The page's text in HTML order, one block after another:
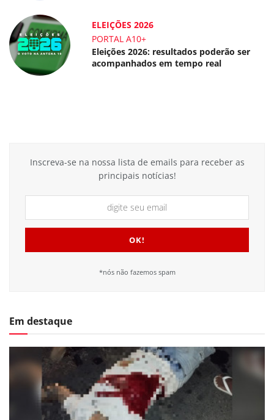
ELEIÇÕES 2026
PORTAL A10+
Eleições 2026: resultados poderão ser
acompanhados em tempo real
Inscreva-se na nossa lista de emails para receber as
principais notícias!
*nós não fazemos spam
Em destaque